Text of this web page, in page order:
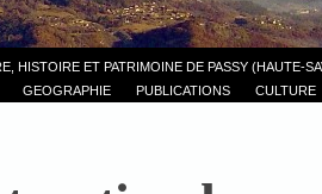
HISTOIRE ET PATRIMOINE DE PASSY (HAUTE-
GEOGRAPHIE PUBLICATIONS CULTURE